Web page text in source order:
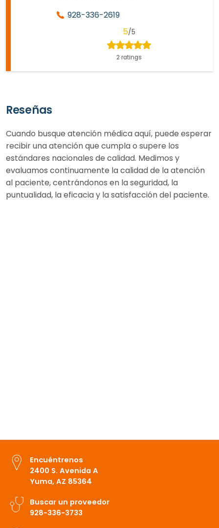
928-336-2619
5/5
2 ratings
Reseñas
Cuando busque atención médica aquí, puede esperar
recibir una atención que cumpla o supere los
estándares nacionales de calidad. Medimos y
evaluamos continuamente la calidad de la atención
al paciente, centrándonos en la seguridad, la
puntualidad, la eficacia y la satisfacción del paciente.
Encuéntrenos
2400 S. Avenida A
Yuma, AZ 85364
Buscar un proveedor
928-336-3733